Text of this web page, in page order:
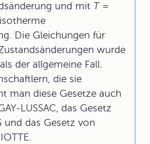
und mit T=
Die Gleichungen für
wurde
der allgemeine Fall.
die sie
man diese Gesetze auch
LUSSAC, das Gesetz
und das Gesetz von